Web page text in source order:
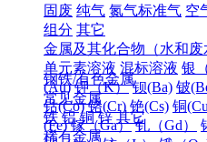
固废 纯气 氮气标准气 空
组分 其它
金属及其化合物（水和废
单元素溶液 混标溶液 银
(Au) 钾（K） 钡(Ba) 铍
钴(Co) 铬(Cr) 铯(Cs) 铜
(Fe) 镓（Ga） 钆（Gd）
钢铁/有色金属
常见金属
铁 铝 铜 锌 其它
稀有金属